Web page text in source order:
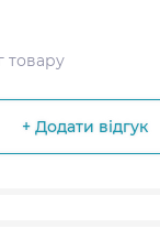
товару
+ Додати відгук